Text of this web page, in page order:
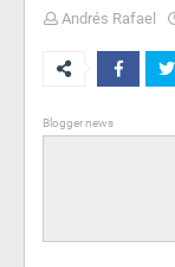
Andrés Rafael
Blogger news